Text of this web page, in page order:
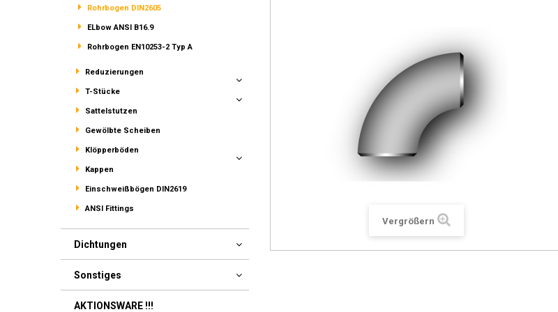
Rohrbogen DIN2605
ELbow ANSI B16.9
Rohrbogen EN10253-2 Typ A
Reduzierungen
T-Stücke
Sattelstutzen
Gewölbte Scheiben
Klöpperböden
Kappen
Einschweißbögen DIN2619
ANSI Fittings
Dichtungen
Sonstiges
AKTIONSWARE !!!
Vergrößern